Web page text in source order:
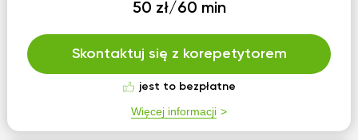
50 zł/60 min
Skontaktuj się z korepetytorem
jest to bezpłatne
Więcej informacji